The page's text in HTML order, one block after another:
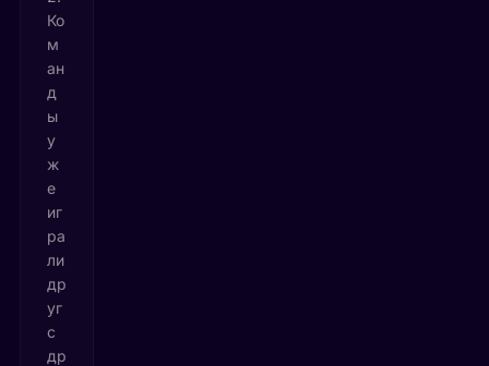
Ко
м
ан
д
ы
у
ж
е
иг
ра
ли
др
уг
с
др